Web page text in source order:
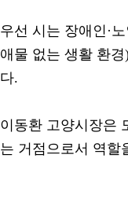
우선 시는 장애인·
애물 없는 생활 환
다.
이동환 고양시장은
는 거점으로서 역할